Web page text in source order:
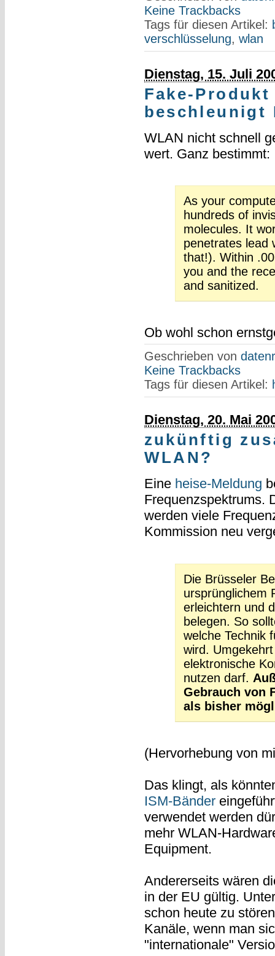
Keine Trackbacks
Tags für diesen Artikel:
verschlüsselung, wlan
Dienstag, 15. Juli
Fake-
beschleunigt
WLAN nicht schnell
wert. Ganz bestimmt:
As your
hundreds of
molecules. It
penetrates lead
that!). Within
you and the
and sanitized.
Ob wohl schon
Geschrieben von
Keine Trackbacks
Tags für diesen Artikel:
Dienstag, 20. Mai
zukünftig
WLAN?
Eine heise-Meldung
Frequenzspektrums.
werden viele
Kommission neu
Die Brüsseler
ursprünglichem
erleichtern und
belegen. So
welche Technik
wird.
elektronische
nutzen darf.
Gebrauch von
als bisher
(Hervorhebung von
Das klingt, als
ISM-Bänder
verwendet werden
mehr WLAN-
Equipment.
Andererseits wären
in der EU gültig.
schon heute zu
Kanäle, wenn man
"internationale"